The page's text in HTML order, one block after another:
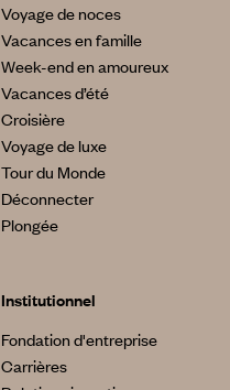
Voyage de noces
Vacances en famille
Week-end en amoureux
Vacances d’été
Croisière
Voyage de luxe
Tour du Monde
Déconnecter
Plongée
Institutionnel
Fondation d'entreprise
Carrières